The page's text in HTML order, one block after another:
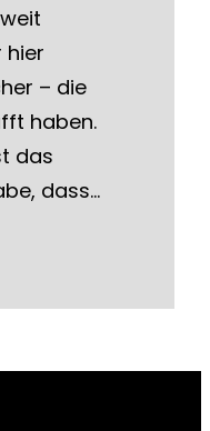
hier
– die
haben.
das
dass…